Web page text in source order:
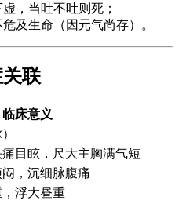
，当吐不吐则死；
及生命（因元气尚存）。
联
临床意义
目眩，尺大主胸满气短
，沉细脉腹痛
浮大昼重